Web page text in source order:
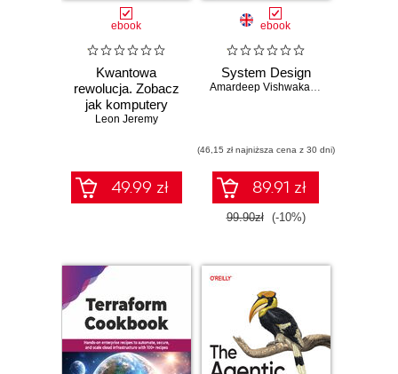
ebook
Kwantowa
rewolucja. Zobacz
jak komputery
kwantowe zmienią
Leon Jeremy
49.99 zł
ebook
System Design
Amardeep Vishwakarma
(46,15 zł najniższa cena z 30 dni)
89.91 zł
99.90zł (-10%)